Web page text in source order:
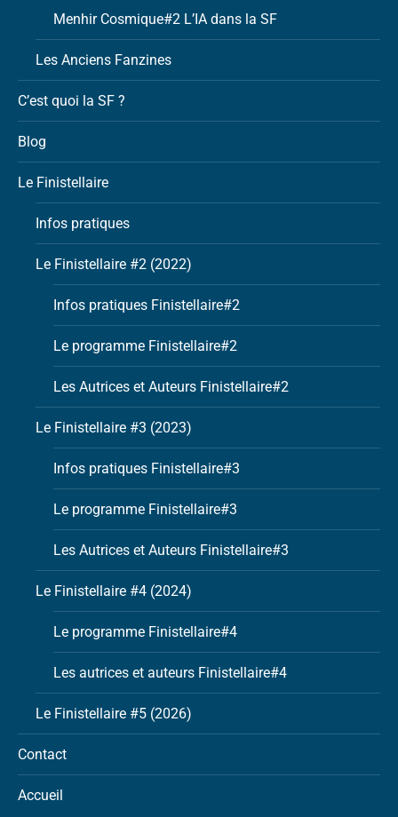
Menhir Cosmique#2 L’IA dans la SF
Les Anciens Fanzines
C’est quoi la SF ?
Blog
Le Finistellaire
Infos pratiques
Le Finistellaire #2 (2022)
Infos pratiques Finistellaire#2
Le programme Finistellaire#2
Les Autrices et Auteurs Finistellaire#2
Le Finistellaire #3 (2023)
Infos pratiques Finistellaire#3
Le programme Finistellaire#3
Les Autrices et Auteurs Finistellaire#3
Le Finistellaire #4 (2024)
Le programme Finistellaire#4
Les autrices et auteurs Finistellaire#4
Le Finistellaire #5 (2026)
Contact
Accueil